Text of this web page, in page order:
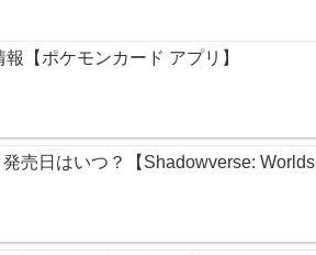
【ポケモンカード アプリ】
売日はいつ？【Shadowverse: Worlds